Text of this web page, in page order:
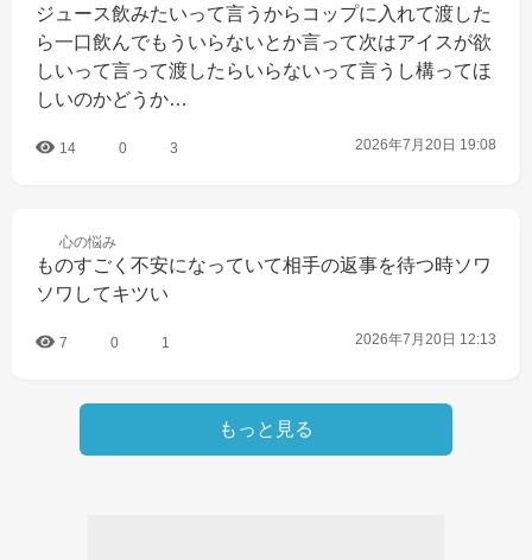
ジュース飲みたいって言うからコップに入れて渡した
ら一口飲んでもういらないとか言って次はアイスが欲
しいって言って渡したらいらないって言うし構ってほ
しいのかどうか…
14 0 3 2026年7月20日 19:08
心の悩み
ものすごく不安になっていて相手の返事を待つ時ソワ
ソワしてキツい
7 0 1 2026年7月20日 12:13
もっと見る